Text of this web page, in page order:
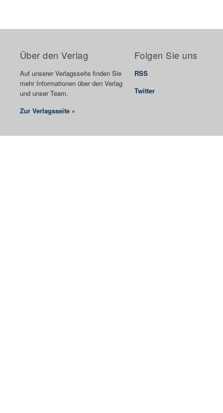
Über den Verlag
Auf unserer Verlagsseite finden Sie
mehr Informationen über den Verlag
und unser Team.
Zur Verlagsseite »
Folgen Sie uns
RSS
Twitter